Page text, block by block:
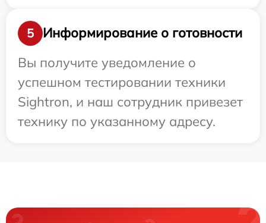
5
Информирование о готовности
Вы получите уведомление о
успешном тестировании техники
Sightron, и наш сотрудник привезет
технику по указанному адресу.